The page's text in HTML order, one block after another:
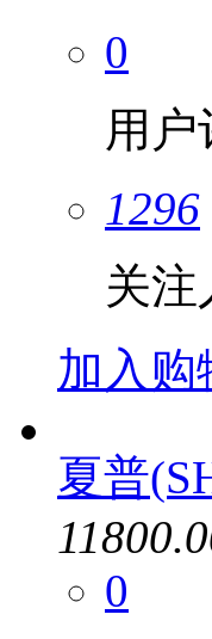
0
用户
1296
关注
加入购
夏普
0